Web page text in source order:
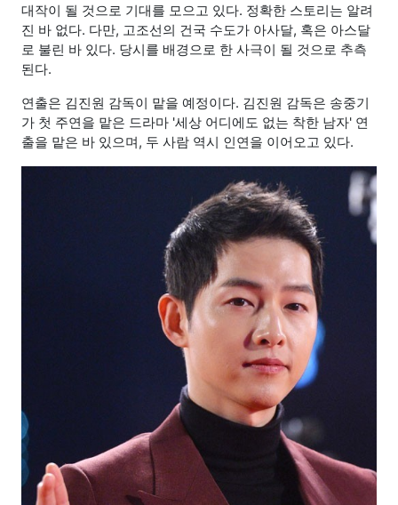
대작이 될 것으로 기대를 모으고 있다. 정확한 스토리는 알려
진 바 없다. 다만, 고조선의 건국 수도가 아사달, 혹은 아스달
로 불린 바 있다. 당시를 배경으로 한 사극이 될 것으로 추측
된다.
연출은 김진원 감독이 맡을 예정이다. 김진원 감독은 송중기
가 첫 주연을 맡은 드라마 '세상 어디에도 없는 착한 남자' 연
출을 맡은 바 있으며, 두 사람 역시 인연을 이어오고 있다.